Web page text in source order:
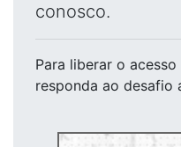
conosco.
Para liberar o acesso
responda ao desafio